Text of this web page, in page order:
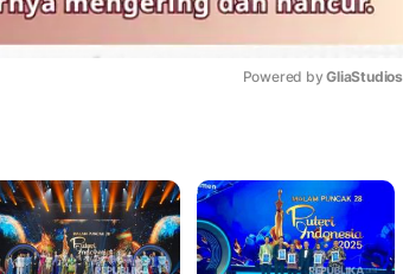
Powered by GliaStudios